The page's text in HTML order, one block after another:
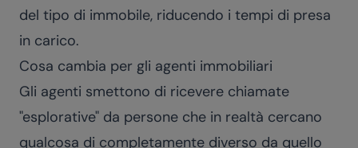
del tipo di immobile, riducendo i tempi di presa
in carico.
Cosa cambia per gli agenti immobiliari
Gli agenti smettono di ricevere chiamate
"esplorative" da persone che in realtà cercano
qualcosa di completamente diverso da quello